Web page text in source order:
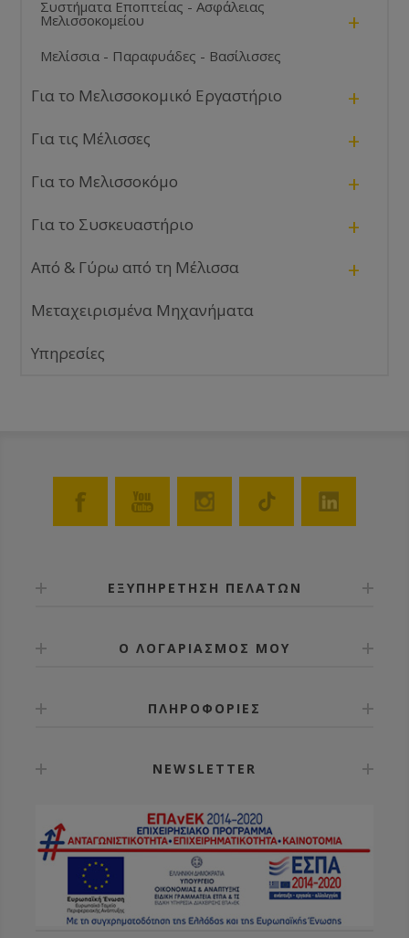
Συστήματα Εποπτείας - Ασφάλειας
Μελισσοκομείου +
Μελίσσια - Παραφυάδες - Βασίλισσες
Για το Μελισσοκομικό Εργαστήριο +
Για τις Μέλισσες +
Για το Μελισσοκόμο +
Για το Συσκευαστήριο +
Από & Γύρω από τη Μέλισσα +
Μεταχειρισμένα Μηχανήματα
Υπηρεσίες
ΕΞΥΠΗΡΕΤΗΣΗ ΠΕΛΑΤΩΝ
Ο ΛΟΓΑΡΙΑΣΜΟΣ ΜΟΥ
ΠΛΗΡΟΦΟΡΙΕΣ
NEWSLETTER